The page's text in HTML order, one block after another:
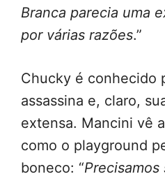
Branca parecia uma
por várias razões.”
Chucky é conhecido
assassina e, claro,
extensa. Mancini vê
como o playground
boneco: “